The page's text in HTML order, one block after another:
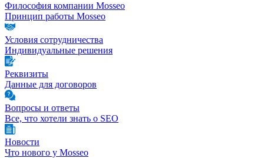
Философия компании Mosseo
Принцип работы Mosseo
Условия сотрудничества
Индивидуальные решения
Реквизиты
Данные для договоров
Вопросы и ответы
Все, что хотели знать о SEO
Новости
Что нового у Mosseo